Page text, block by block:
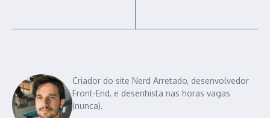
Criador do site Nerd Arretado, desenvolvedor
Front-End, e desenhista nas horas vagas
(nunca).